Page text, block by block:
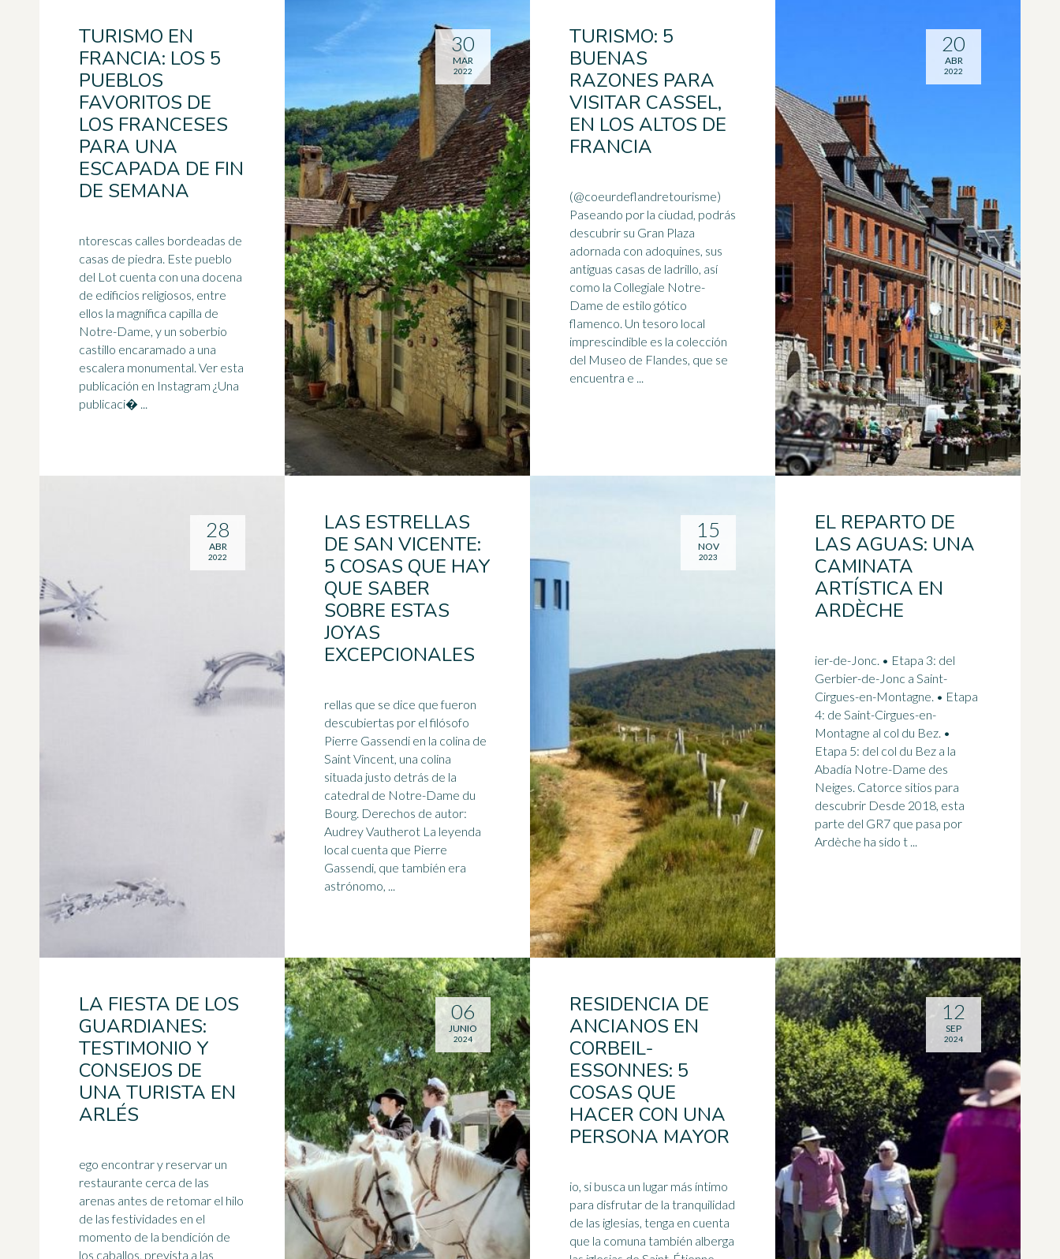
TURISMO EN
FRANCIA: LOS 5
PUEBLOS
FAVORITOS DE
LOS FRANCESES
PARA UNA
ESCAPADA DE FIN
DE SEMANA
ntorescas calles bordeadas de
casas de piedra. Este pueblo
del Lot cuenta con una docena
de edificios religiosos, entre
ellos la magnífica capilla de
Notre-Dame, y un soberbio
castillo encaramado a una
escalera monumental. Ver esta
publicación en Instagram ¿Una
publicaci� ...
30
MAR
2022
TURISMO: 5
BUENAS
RAZONES PARA
VISITAR CASSEL,
EN LOS ALTOS DE
FRANCIA
(@coeurdeflandretourisme)
Paseando por la ciudad, podrás
descubrir su Gran Plaza
adornada con adoquines, sus
antiguas casas de ladrillo, así
como la Collegiale Notre-
Dame de estilo gótico
flamenco. Un tesoro local
imprescindible es la colección
del Museo de Flandes, que se
encuentra e ...
20
ABR
2022
LAS ESTRELLAS
DE SAN VICENTE:
5 COSAS QUE HAY
QUE SABER
SOBRE ESTAS
JOYAS
EXCEPCIONALES
rellas que se dice que fueron
descubiertas por el filósofo
Pierre Gassendi en la colina de
Saint Vincent, una colina
situada justo detrás de la
catedral de Notre-Dame du
Bourg. Derechos de autor:
Audrey Vautherot La leyenda
local cuenta que Pierre
Gassendi, que también era
astrónomo, ...
28
ABR
2022
EL REPARTO DE
LAS AGUAS: UNA
CAMINATA
ARTÍSTICA EN
ARDÈCHE
ier-de-Jonc. • Etapa 3: del
Gerbier-de-Jonc a Saint-
Cirgues-en-Montagne. • Etapa
4: de Saint-Cirgues-en-
Montagne al col du Bez. •
Etapa 5: del col du Bez a la
Abadía Notre-Dame des
Neiges. Catorce sitios para
descubrir Desde 2018, esta
parte del GR7 que pasa por
Ardèche ha sido t ...
15
NOV
2023
LA FIESTA DE LOS
GUARDIANES:
TESTIMONIO Y
CONSEJOS DE
UNA TURISTA EN
ARLÉS
ego encontrar y reservar un
restaurante cerca de las
arenas antes de retomar el hilo
de las festividades en el
momento de la bendición de
los caballos, prevista a las
06
JUNIO
2024
RESIDENCIA DE
ANCIANOS EN
CORBEIL-
ESSONNES: 5
COSAS QUE
HACER CON UNA
PERSONA MAYOR
io, si busca un lugar más íntimo
para disfrutar de la tranquilidad
de las iglesias, tenga en cuenta
que la comuna también alberga
12
SEP
2024